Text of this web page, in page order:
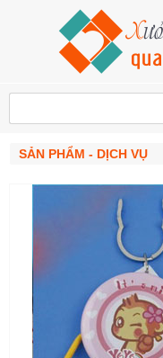
SẢN PHẨM - DỊCH VỤ